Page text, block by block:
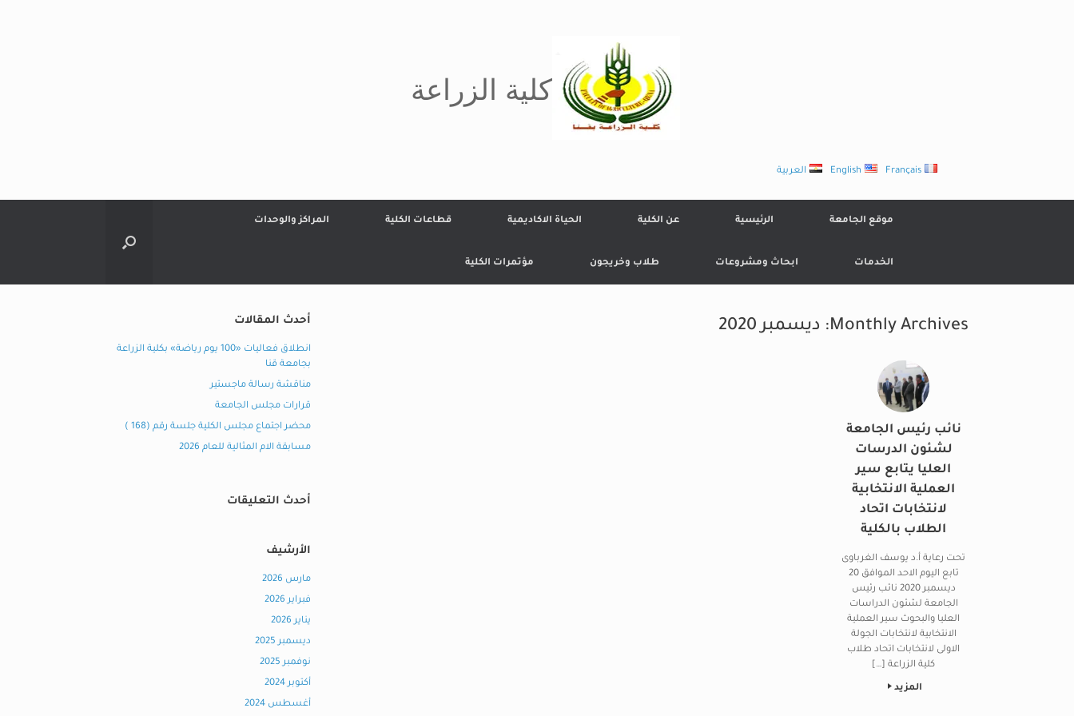
كلية الزراعة
العربية English Français
موقع الجامعة الرئيسية عن الكلية الحياة الاكاديمية قطاعات الكلية المراكز والوحدات
الخدمات ابحاث ومشروعات طلاب وخريجون مؤتمرات الكلية
Monthly Archives: ديسمبر 2020
نائب رئيس الجامعة
لشئون الدرسات
العليا يتابع سير
العملية الانتخابية
لانتخابات اتحاد
الطلاب بالكلية
تحت رعاية أ.د يوسف الغرباوى
تابع اليوم الاحد الموافق 20
ديسمبر 2020 نائب رئيس
الجامعة لشئون الدراسات
العليا والبحوث سير العملية
الانتخابية لانتخابات الجولة
الاولى لانتخابات اتحاد طلاب
كلية الزراعة […]
المزيد
أحدث المقالات
انطلاق فعاليات «100 يوم رياضة» بكلية الزراعة
بجامعة قنا
مناقشة رسالة ماجستير
قرارات مجلس الجامعة
محضر اجتماع مجلس الكلية جلسة رقم (168 )
مسابقة الام المثالية للعام 2026
أحدث التعليقات
الأرشيف
مارس 2026
فبراير 2026
يناير 2026
ديسمبر 2025
نوفمبر 2025
أكتوبر 2024
أغسطس 2024